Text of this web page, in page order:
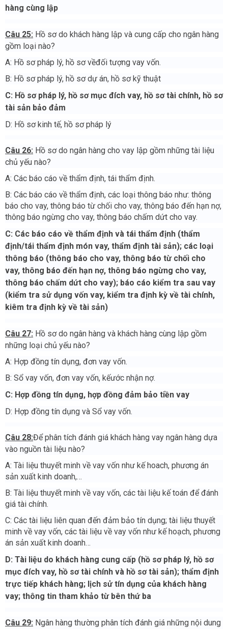
hàng cùng lập
Câu 25: Hồ sơ do khách hàng lập và cung cấp cho ngân hàng
gồm loại nào?
A: Hồ sơ pháp lý, hồ sơ vềđối tượng vay vốn.
B: Hồ sơ pháp lý, hồ sơ dự án, hồ sơ kỹ thuật
C: Hồ sơ pháp lý, hồ sơ mục đích vay, hồ sơ tài chính, hồ sơ
tài sản bảo đảm
D: Hồ sơ kinh tế, hồ sơ pháp lý
Câu 26: Hồ sơ do ngân hàng cho vay lập gồm những tài liệu
chủ yếu nào?
A: Các báo cáo về thẩm định, tái thẩm định.
B: Các báo cáo về thẩm định, các loại thông báo như: thông
báo cho vay, thông báo từ chối cho vay, thông báo đến hạn nợ,
thông báo ngừng cho vay, thông báo chấm dứt cho vay.
C: Các báo cáo về thẩm định và tái thẩm định (thẩm
định/tái thẩm định món vay, thẩm định tài sản); các loại
thông báo (thông báo cho vay, thông báo từ chối cho
vay, thông báo đến hạn nợ, thông báo ngừng cho vay,
thông báo chấm dứt cho vay); báo cáo kiểm tra sau vay
(kiểm tra sử dụng vốn vay, kiểm tra định kỳ về tài chính,
kiêm tra định kỳ về tài sản)
Câu 27: Hồ sơ do ngân hàng và khách hàng cùng lập gồm
những loại chủ yếu nào?
A: Hợp đồng tín dụng, đơn vay vốn.
B: Sổ vay vốn, đơn vay vốn, kếước nhận nợ.
C: Hợp đồng tín dụng, hợp đồng đảm bảo tiền vay
D: Hợp đồng tín dụng và Sổ vay vốn.
Câu 28:Để phân tích đánh giá khách hàng vay ngân hàng dựa
vào nguồn tài liệu nào?
A: Tài liệu thuyết minh về vay vốn như kế hoach, phương án
sản xuất kinh doanh,…
B: Tài liệu thuyết minh về vay vốn, các tài liệu kế toán để đánh
giá tài chính.
C: Các tài liệu liên quan đến đảm bảo tín dụng; tài liệu thuyết
minh về vay vốn, các tài liệu về vay vốn như kế hoạch, phương
án sản xuất kinh doanh…
D: Tài liệu do khách hàng cung cấp (hồ sơ pháp lý, hồ sơ
mục đích vay, hồ sơ tài chính và hồ sơ tài sản); thẩm định
trực tiếp khách hàng; lịch sử tín dụng của khách hàng
vay; thông tin tham khảo từ bên thứ ba
Câu 29: Ngân hàng thường phân tích đánh giá những nội dung